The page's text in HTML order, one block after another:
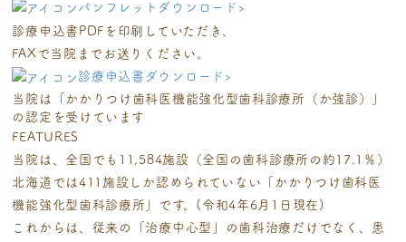
パンフレットダウンロード ›
診療申込書PDFを印刷していただき、
FAXで当院までお送りください。
診療申込書ダウンロード ›
当院は「かかりつけ歯科医機能強化型歯科診療所（か強診）」
の認定を受けています
FEATURES
当院は、全国でも11,584施設（全国の歯科診療所の約17.1％）
北海道では411施設しか認められていない
「かかりつけ歯科医
機能強化型歯科診療所」です。(令和4年6月1日現在)
これからは、従来の「治療中心型」の歯科治療だけでなく、患